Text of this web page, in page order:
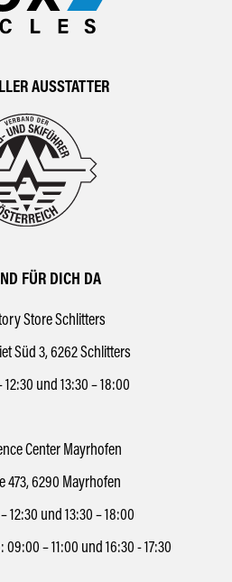
FÜR DICH DA
Store Schlitters
Süd 3, 6262 Schlitters
12:30 und 13:30 – 18:00
Center Mayrhofen
473, 6290 Mayrhofen
12:30 und 13:30 – 18:00
09:00 – 11:00 und 16:30 - 17:30
AUSSTATTER